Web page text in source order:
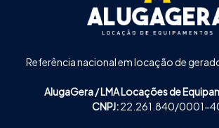
Referência nacional em locação de
AlugaGera / LMA Locações de
CNPJ:22.261.840/0001-